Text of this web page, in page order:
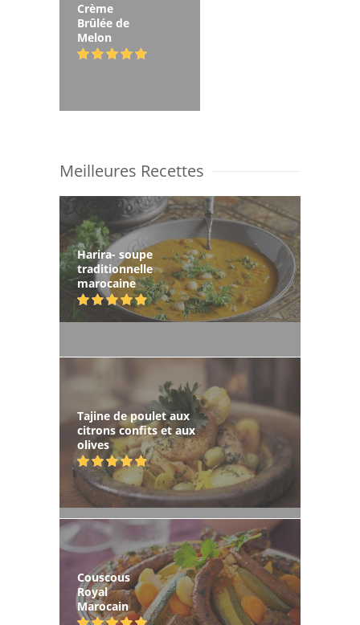
Crème
Brûlée de
Melon
Meilleures Recettes
Harira- soupe
traditionnelle
marocaine
Tajine de poulet aux
citrons confits et aux
olives
Couscous
Royal
Marocain